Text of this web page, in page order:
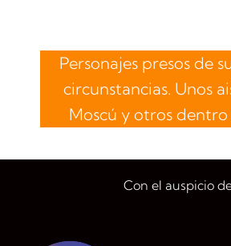
Personajes presos de
circunstancias. Unos
Moscú y otros dentro
Con el auspicio